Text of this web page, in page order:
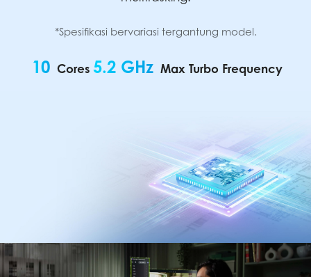
*Spesifikasi bervariasi tergantung model.
10 Cores 5.2 GHz Max Turbo Frequency